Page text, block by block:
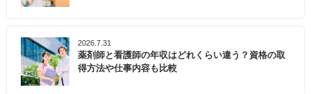
2026.7.31
薬剤師と看護師の年収はどれくらい違う？資格の取
得方法や仕事内容も比較